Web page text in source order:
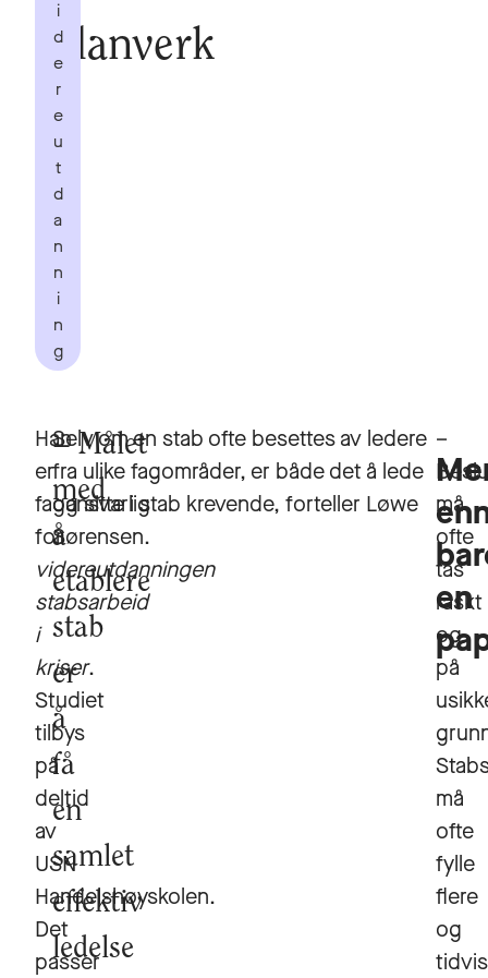
i
d
e
r
e
u
t
d
a
n
n
i
n
g
planverk
Han
er
fagansvarlig
for
videreutdanningen
stabsarbeid
i
kriser.
Studiet
tilbys
på
deltid
av
USN
Handelshøyskolen.
Det
passer
Målet
med
å
etablere
stab
er
å
få
en
samlet
effektiv
ledelse
Selv om en stab ofte besettes av ledere
fra ulike fagområder, er både det å lede
og sitte i stab krevende, forteller Løwe
Sørensen.
–
må
ofte
tas
raskt
og
på
må
ofte
fylle
flere
og
tidvis
en